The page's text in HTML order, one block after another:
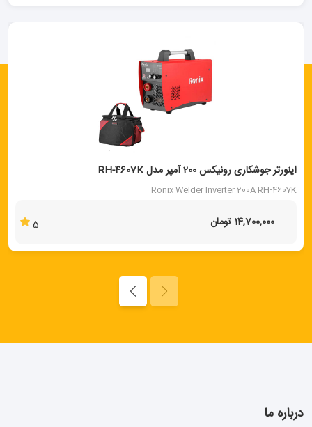
اینورتر جوشکاری رونیکس 200 آمپر مدل RH-4607K
Ronix Welder Inverter 200A RH-4607K
14,700,000 تومان 5
درباره ما